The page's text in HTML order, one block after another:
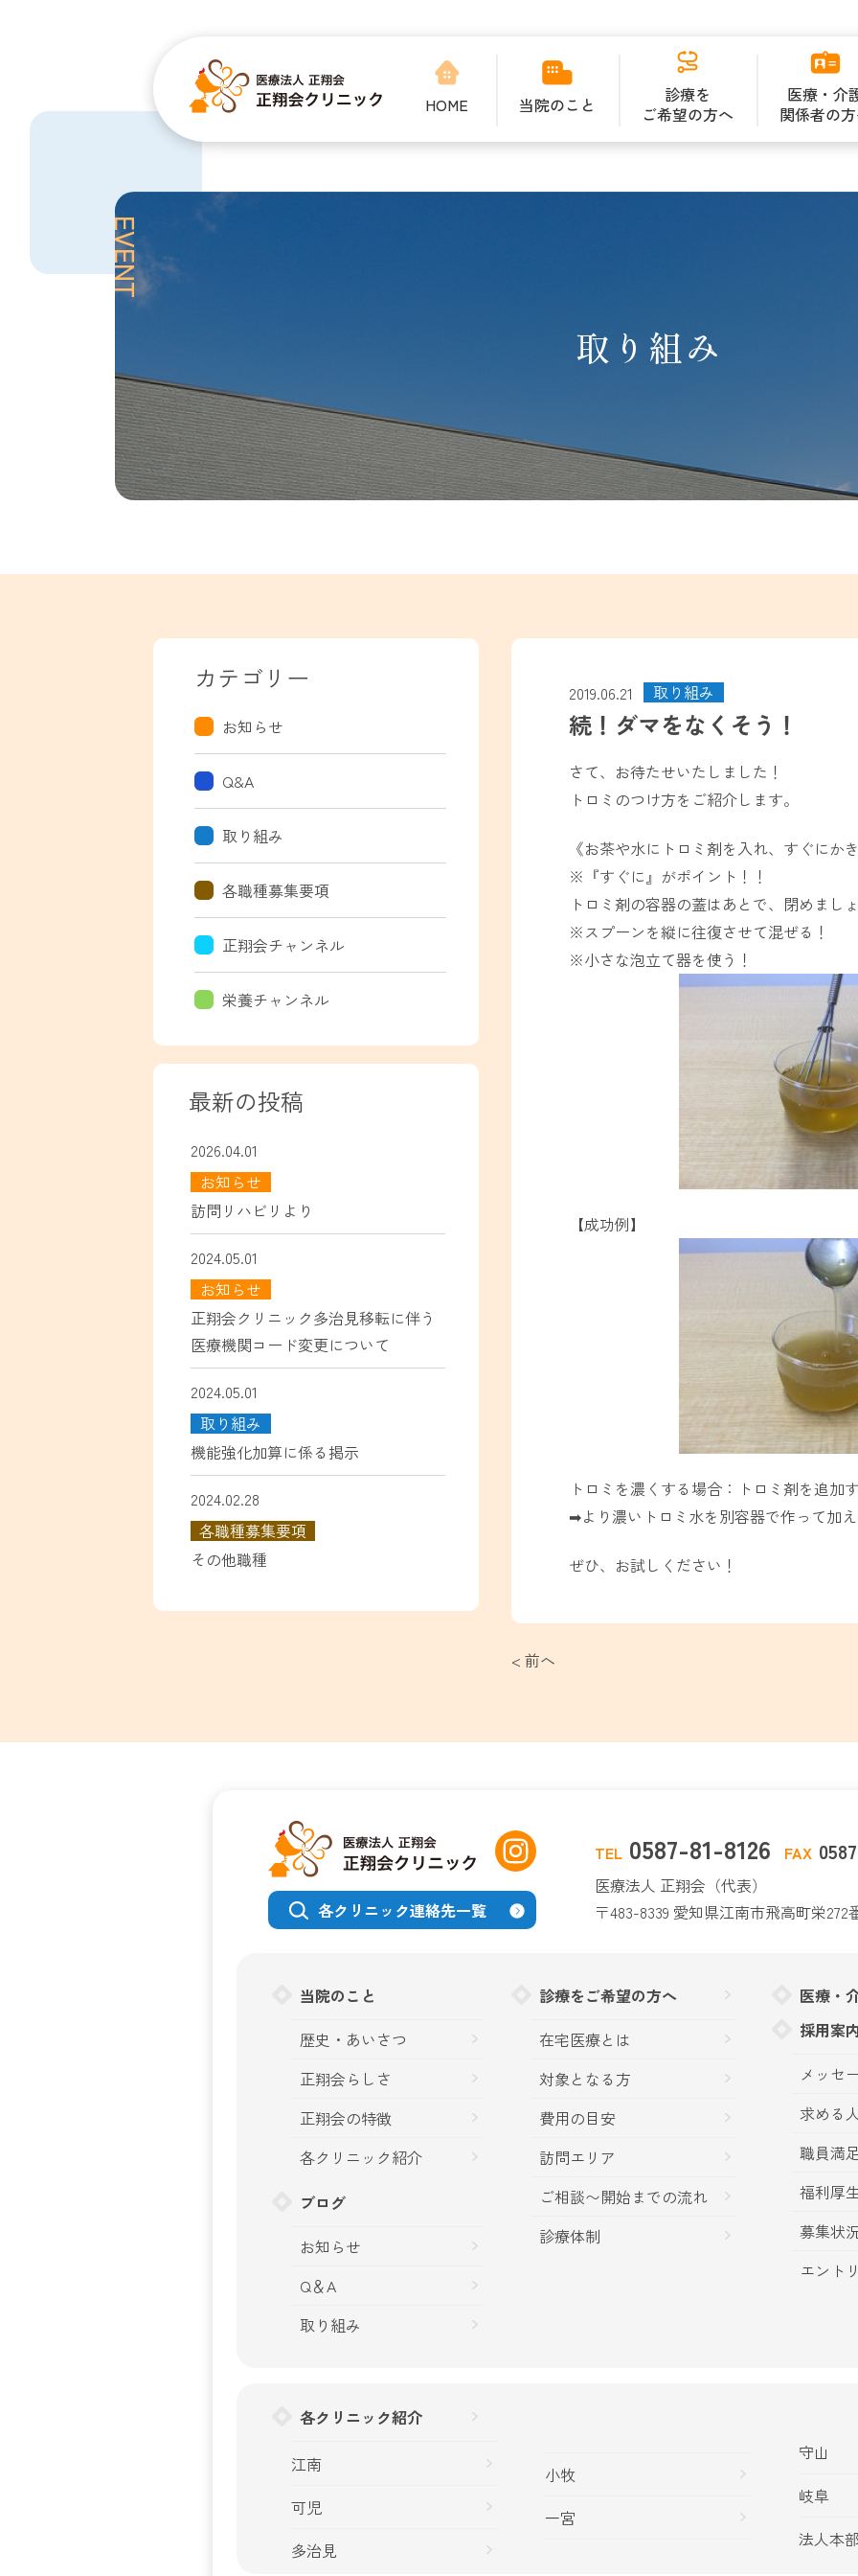
HOME 当院のこと
診療を
ご希望の方へ
医療・介
関係者の
取り組み
EVENT
2019.06.21 取り組み
続！ダマをなくそう！
さて、お待たせいたしました！
トロミのつけ方をご紹介します。
《お茶や水にトロミ剤を入れ、すぐにか
※『すぐに』がポイント！！
トロミ剤の容器の蓋はあとで、閉めまし
※スプーンを縦に往復させて混ぜる！
※小さな泡立て器を使う！
【成功例】
トロミを濃くする場合：トロミ剤を追加
➡︎より濃いトロミ水を別容器で作って加
ぜひ、お試しください！
< 前へ
カテゴリー
お知らせ
Q&A
取り組み
各職種募集要項
正翔会チャンネル
栄養チャンネル
最新の投稿
2026.04.01
お知らせ
訪問リハビリより
2024.05.01
お知らせ
正翔会クリニック多治見移転に伴う
医療機関コード変更について
2024.05.01
取り組み
機能強化加算に係る掲示
2024.02.28
各職種募集要項
その他職種
各クリニック連絡先一覧
TEL 0587-81-8126 FAX
医療法人 正翔会（代表）
〒483-8339 愛知県江南市飛高町栄272
当院のこと
歴史・あいさつ
正翔会らしさ
正翔会の特徴
各クリニック紹介
ブログ
お知らせ
Q＆A
取り組み
診療をご希望の方へ
在宅医療とは
対象となる方
費用の目安
訪問エリア
ご相談〜開始までの流れ
診療体制
医療・
採用案
メッセ
求める
職員満
福利厚
募集状
エント
各クリニック紹介
江南
可児
多治見
小牧
一宮
守山
岐阜
法人本